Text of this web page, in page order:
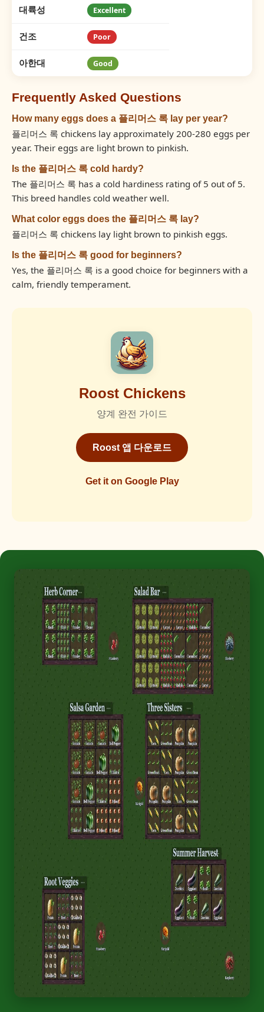
대륙성 Excellent
건조 Poor
아한대 Good
Frequently Asked Questions
How many eggs does a 플리머스 록 lay per year?
플리머스 록 chickens lay approximately 200-280 eggs per
year. Their eggs are light brown to pinkish.
Is the 플리머스 록 cold hardy?
The 플리머스 록 has a cold hardiness rating of 5 out of 5.
This breed handles cold weather well.
What color eggs does the 플리머스 록 lay?
플리머스 록 chickens lay light brown to pinkish eggs.
Is the 플리머스 록 good for beginners?
Yes, the 플리머스 록 is a good choice for beginners with a
calm, friendly temperament.
Roost Chickens
양계 완전 가이드
Roost 앱 다운로드
Get it on Google Play